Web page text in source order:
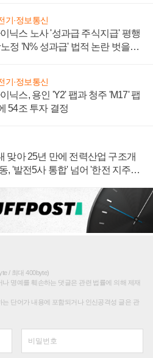
기·정보통신
닉스 노사 '성과급 주식지급' 평행
정 'N% 성과급' 법적 논란 벗을지
기·정보통신
닉스, 용인 'Y2' 팹과 청주 'M17' 팹
54조 투자 결정
맞아 25년 만에 전력산업 구조개
, '발전5사 통합' 넘어 '한전 지주사'
/ 최대 400byte)
명예를 훼손하는 댓글은 관련 법률에 의해 제재
단어가 내용에 포함되거나 인신공격성 글은 관